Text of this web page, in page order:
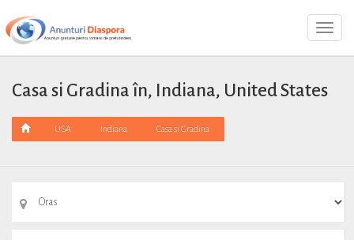
Casa si Gradina în, Indiana, United States
USA Indiana Casa si Gradina